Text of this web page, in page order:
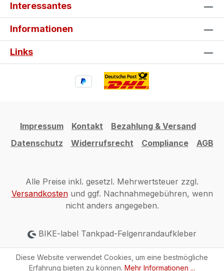
Interessantes
Informationen
Links
Impressum Kontakt
Bezahlung & Versand
Datenschutz
Widerrufsrecht Compliance AGB
Alle Preise inkl. gesetzl. Mehrwertsteuer zzgl.
Versandkostenund ggf. Nachnahmegebühren, wenn
nicht anders angegeben.
BIKE-label Tankpad-Felgenrandaufkleber
Diese Website verwendet Cookies, um eine bestmögliche
Erfahrung bieten zu können. Mehr Informationen ...